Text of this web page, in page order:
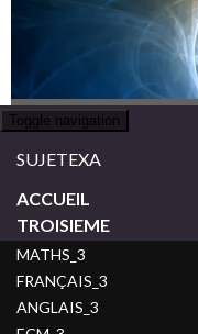
Toggle navigation
SUJETEXA
ACCUEIL
TROISIEME
MATHS_3
FRANÇAIS_3
ANGLAIS_3